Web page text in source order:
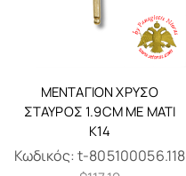
ΜΕΝΤΑΓΙΌΝ ΧΡΥΣΌ
ΣΤΑΥΡΌΣ 1.9CM ΜΕ ΜΆΤΙ
K14
Κωδικός:t-805100056.118